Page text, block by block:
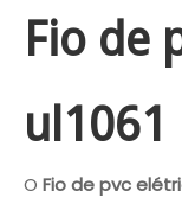
Fio de
ul1061
O Fio de pvc